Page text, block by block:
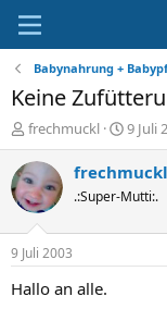
Babynahrung +
Keine
E
r
s
t
e
e
r
frechmuckl
E
r
s
e
t
9 Juli
frechmuckl
.:Super-Mutti:.
9 Juli 2003
Hallo an alle.